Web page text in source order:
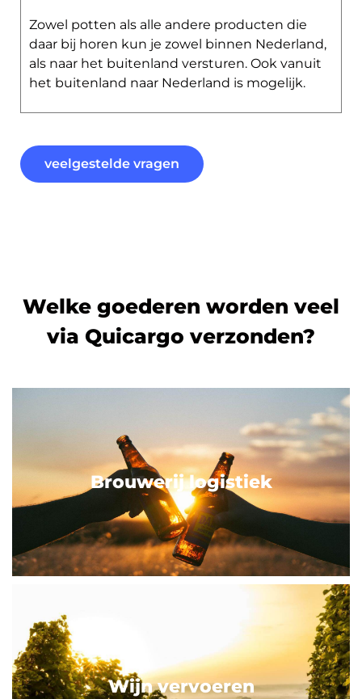
Zowel potten als alle andere producten die
daar bij horen kun je zowel binnen Nederland,
als naar het buitenland versturen. Ook vanuit
het buitenland naar Nederland is mogelijk.
veelgestelde vragen
Welke goederen worden veel
via Quicargo verzonden?
Brouwerij logistiek
Wijn vervoeren